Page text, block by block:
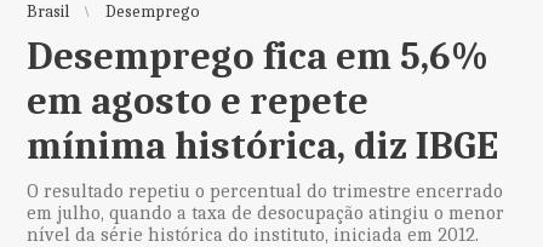
Brasil Desemprego
Desemprego fica em 5,6%
em agosto e repete
mínima histórica, diz IBGE
O resultado repetiu o percentual do trimestre encerrado
em julho, quando a taxa de desocupação atingiu o menor
nível da série histórica do instituto, iniciada em 2012.